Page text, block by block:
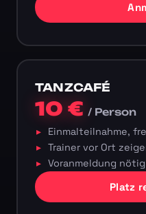
TANZCAFÉ
10 €/ Person
Einmalteilnahme,
Trainer vor Ort
Voranmeldung nötig
Platz